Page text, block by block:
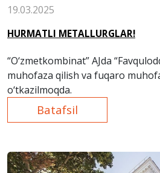
19.03.2025
HURMATLI METALLURGLAR!
“O‘zmetkombinat” AJda
muhofaza qilish va fuqaro
o‘tkazilmoqda.
Batafsil